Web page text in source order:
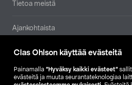
Clas Ohlson käyttää evästeitä
Painamalla ”Hyväksy kaikki evästeet”
evästeitä ja muuta seurantateknologiaa
Tietoa meistä
Ajankohtaista
Muut yrityksemme
Etsi